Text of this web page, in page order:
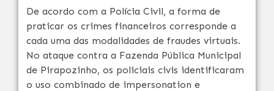
De acordo com a Polícia Civil, a forma de
praticar os crimes financeiros corresponde a
cada uma das modalidades de fraudes virtuais.
No ataque contra a Fazenda Pública Municipal
de Pirapozinho, os policiais civis identificaram
o uso combinado de impersonation e